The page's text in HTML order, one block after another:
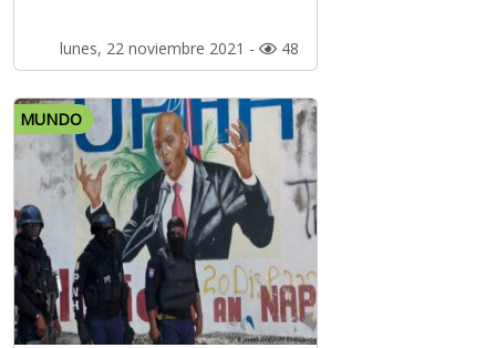
lunes, 22 noviembre 2021 - 48
MUNDO